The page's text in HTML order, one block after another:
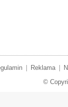
Reklama
©